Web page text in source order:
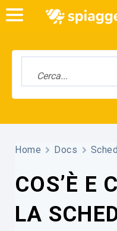
Home Docs
COS’È E
LA